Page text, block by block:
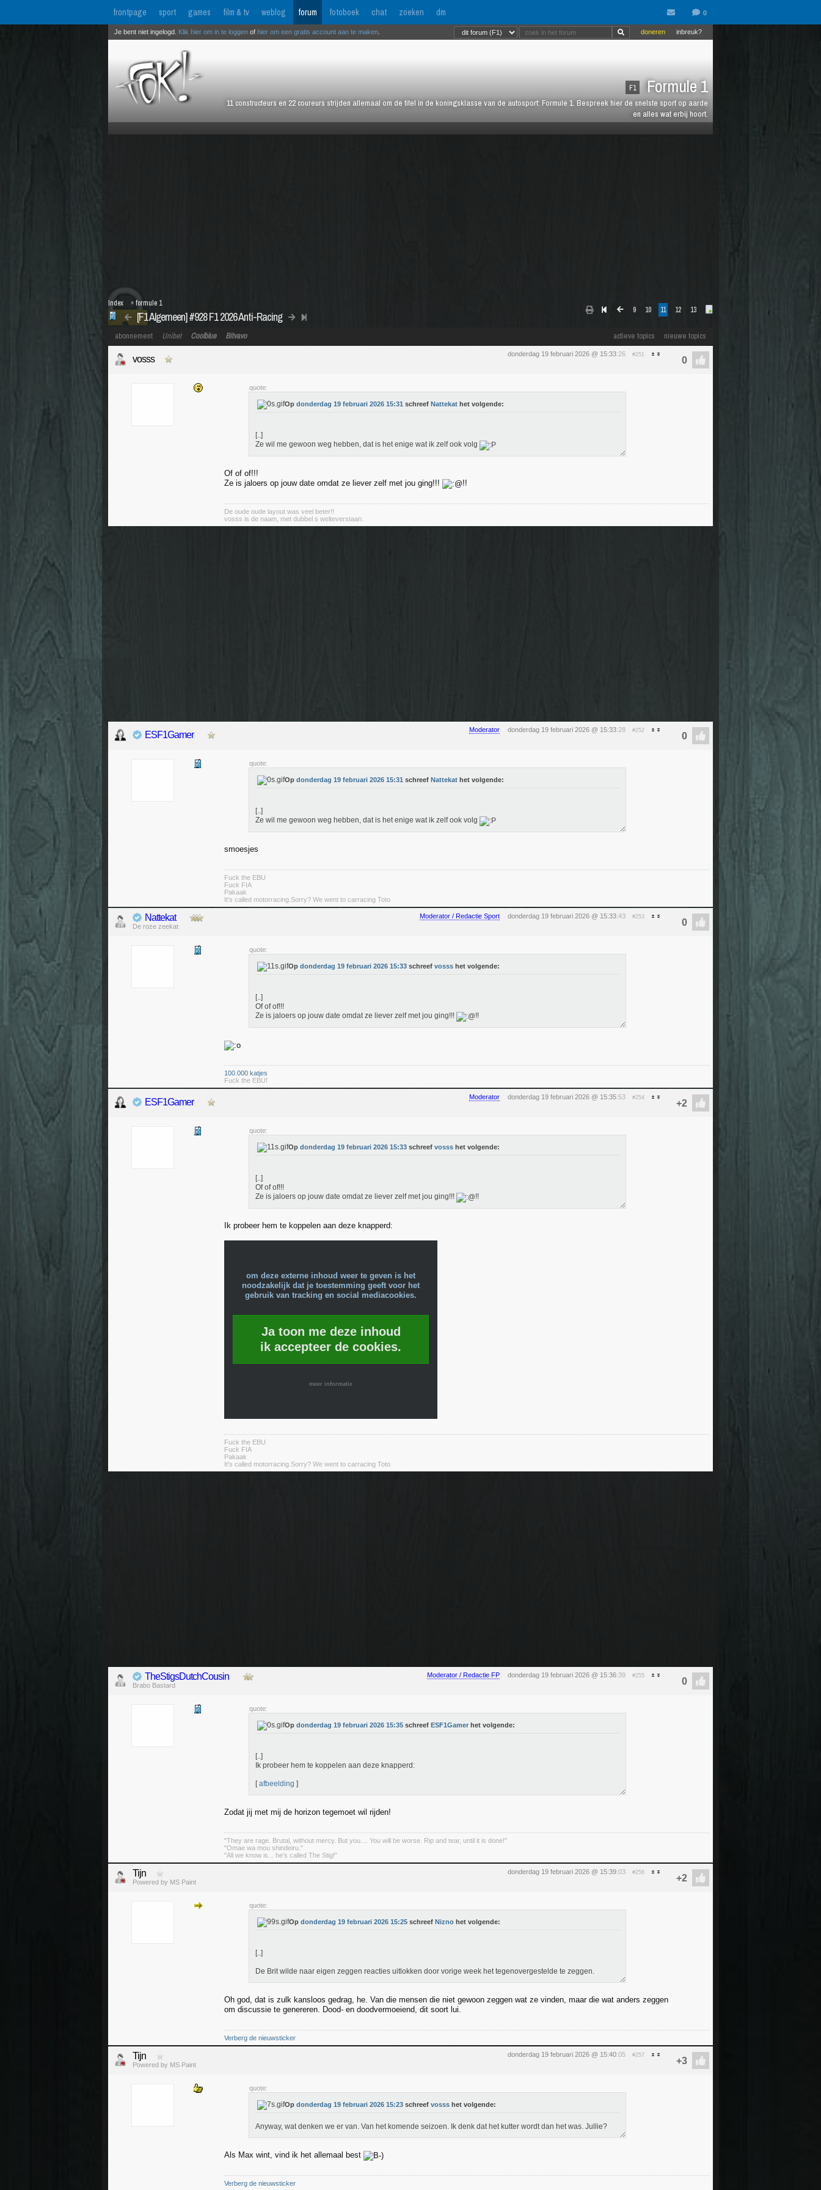
frontpage sport games film & tv weblog forum fotoboek chat zoeken dm
F1 Formule 1
11 constructeurs en 22 coureurs strijden allemaal om de titel in de koningsklasse van de autosport: Formule 1. Bespreek hier de snelste sport op aarde
en alles wat erbij hoort.
inbreuk?
doneren
Je bent niet ingelogd. Klik hier om in te loggen of hier om een gratis account aan te maken
9 10 11 12 13
[F1 Algemeen] #928 F1 2026 Anti-Racing
Index »formule 1
actieve topics nieuwe topics
abonnement Unibet Coolblue Bitvavo
donderdag 19 februari 2026 @ 15:33:26 #251
vosss
quote:
Op donderdag 19 februari 2026 15:31 schreef Nattekat het volgende:
[..]
Ze wil me gewoon weg hebben, dat is het enige wat ik zelf ook volg
Of of of!!!
Ze is jaloers op jouw date omdat ze liever zelf met jou ging!!!
!!
De oude oude layout was veel beter!!
vosss is de naam, met dubbel s welteverstaan.
Moderator donderdag 19 februari 2026 @ 15:33:28 #252
ESF1Gamer
quote:
Op donderdag 19 februari 2026 15:31 schreef Nattekat het volgende:
[..]
Ze wil me gewoon weg hebben, dat is het enige wat ik zelf ook volg
smoesjes
Fuck the EBU
Fuck FIA
Pakaak
It's called motorracing.Sorry? We went to carracing Toto
Moderator / Redactie Sport donderdag 19 februari 2026 @ 15:33:43 #253
Nattekat
De roze zeekat
quote:
Op donderdag 19 februari 2026 15:33 schreef vosss het volgende:
[..]
Of of of!!!
Ze is jaloers op jouw date omdat ze liever zelf met jou ging!!!
!!
100.000 katjes
Fuck the EBU!
Moderator donderdag 19 februari 2026 @ 15:35:53 #254
ESF1Gamer
quote:
Op donderdag 19 februari 2026 15:33 schreef vosss het volgende:
[..]
Of of of!!!
Ze is jaloers op jouw date omdat ze liever zelf met jou ging!!!
!!
Ik probeer hem te koppelen aan deze knapperd:
om deze externe inhoud weer te geven is het
noodzakelijk dat je toestemming geeft voor het
gebruik van tracking en social mediacookies.
Ja toon me deze inhoud
ik accepteer de cookies.
meer informatie
Fuck the EBU
Fuck FIA
Pakaak
It's called motorracing.Sorry? We went to carracing Toto
Moderator / Redactie FP donderdag 19 februari 2026 @ 15:36:39 #255
TheStigsDutchCousin
Brabo Bastard
quote:
Op donderdag 19 februari 2026 15:35 schreef ESF1Gamer het volgende:
[..]
Ik probeer hem te koppelen aan deze knapperd:
[afbeelding ]
Zodat jij met mij de horizon tegemoet wil rijden!
"They are rage. Brutal, without mercy. But you.... You will be worse. Rip and tear, until it is done!"
"Omae wa mou shindeiru."
"All we know is... he's called The Stig!"
donderdag 19 februari 2026 @ 15:39:03 #256
Tijn
Powered by MS Paint
quote:
Op donderdag 19 februari 2026 15:25 schreef Nizno het volgende:
[..]
De Brit wilde naar eigen zeggen reacties uitlokken door vorige week het tegenovergestelde te zeggen.
Oh god, dat is zulk kansloos gedrag, he. Van die mensen die niet gewoon zeggen wat ze vinden, maar die wat anders zeggen
om discussie te genereren. Dood- en doodvermoeiend, dit soort lui.
Verberg de nieuwsticker
donderdag 19 februari 2026 @ 15:40:05 #257
Tijn
Powered by MS Paint
quote:
Op donderdag 19 februari 2026 15:23 schreef vosss het volgende:
Anyway, wat denken we er van. Van het komende seizoen. Ik denk dat het kutter wordt dan het was. Jullie?
Als Max wint, vind ik het allemaal best
Verberg de nieuwsticker